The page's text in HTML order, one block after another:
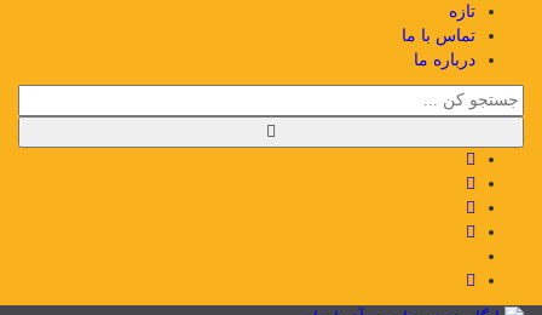
تازه
تماس با ما
درباره ما